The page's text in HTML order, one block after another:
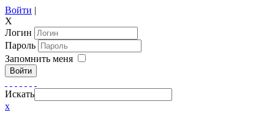
Войти |
X
Логин
Пароль
Запомнить меня
Войти
Искать
x